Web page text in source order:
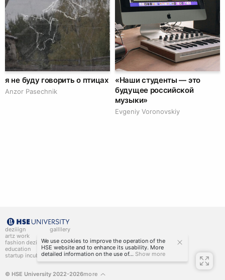
я не буду говорить о птицах
Anzor Pasechnik
«Наши студенты — это
будущее российской
музыки»
Evgeniy Voronovskiy
deziiign
artz work
fashion deziiign
education
startup incubator
gallllery
kiiids.art
© HSE University 2022-2026more
We use cookies to improve the operation of the
HSE website and to enhance its usability. More
detailed information on the use of... Show more